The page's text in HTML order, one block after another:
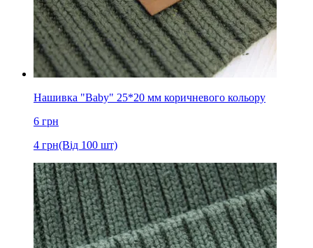
Нашивка "Baby" 25*20 мм коричневого кольору
6 грн
4 грн(Від 100 шт)